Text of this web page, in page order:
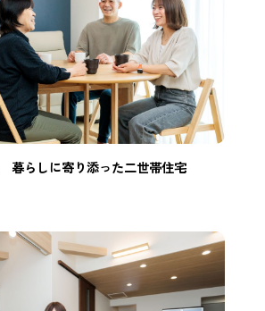
暮らしに寄り添った二世帯住宅